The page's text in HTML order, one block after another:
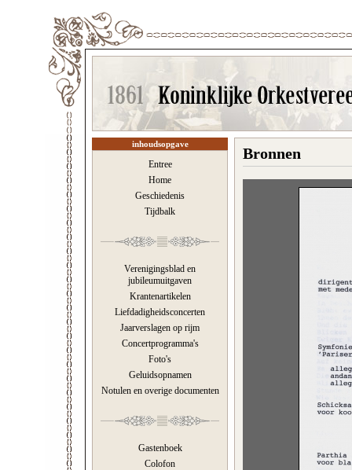
inhoudsopgave
Entree
Home
Geschiedenis
Tijdbalk
Verenigingsblad en
jubileumuitgaven
Krantenartikelen
Liefdadigheidsconcerten
Jaarverslagen op rijm
Concertprogramma's
Foto's
Geluidsopnamen
Notulen en overige documenten
Gastenboek
Colofon
Bronnen